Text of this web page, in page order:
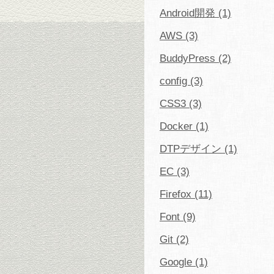
Android開発 (1)
AWS (3)
BuddyPress (2)
config (3)
CSS3 (3)
Docker (1)
DTPデザイン (1)
EC (3)
Firefox (11)
Font (9)
Git (2)
Google (1)